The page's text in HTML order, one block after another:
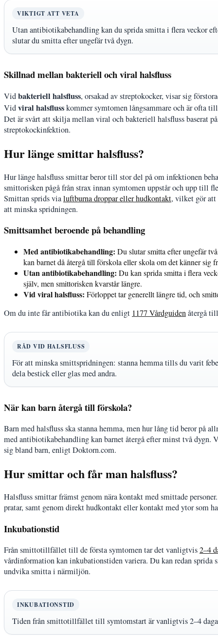
VIKTIGT ATT VETA
Utan antibiotikabehandling kan du sprida smitta i flera veckor
slutar du smitta efter ungefär två dygn.
Skillnad mellan bakteriell och viral halsfluss
Vidbakteriell halsfluss, orsakad av streptokocker, visar sig
Vidviral halsflusskommer symtomen långsammare och är ofta
Det är svårt att skilja mellan viral och bakteriell halsfluss baserat
streptokockinfektion.
Hur länge smittar halsfluss?
Hur länge halsfluss smittar beror till stor del på om infektionen
smittorisken pågå från strax innan symtomen uppstår och upp till
Smittan sprids vialuftburna droppar eller hudkontakt, vilket gör att
att minska spridningen.
Smittsamhet beroende på behandling
Med antibiotikabehandling: Du slutar smitta efter ungefär
kan barnet då återgå till förskola eller skola om det känner sig
Utan antibiotikabehandling: Du kan sprida smitta i flera
själv, men smittorisken kvarstår längre.
Vid viral halsfluss: Förloppet tar generellt längre tid, och
Om du inte får antibiotika kan du enligt 1177 Vårdguidenåtergå
RÅD VID HALSFLUSS
För att minska smittspridningen: stanna hemma tills du varit
dela bestick eller glas med andra.
När kan barn återgå till förskola?
Barn med halsfluss ska stanna hemma, men hur lång tid beror på
med antibiotikabehandling kan barnet återgå efter minst två
sig bland barn, enligt Doktorn.com.
Hur smittar och får man halsfluss?
Halsfluss smittar främst genom nära kontakt med smittade
pratar, samt genom direkt hudkontakt eller kontakt med ytor som
Inkubationstid
Från smittotillfället till de första symtomen tar det vanligtvis2–4
vårdinformation kan inkubationstiden variera. Du kan redan
undvika smitta i närmiljön.
INKUBATIONSTID
Tiden från smittotillfället till symtomstart är vanligtvis 2–4